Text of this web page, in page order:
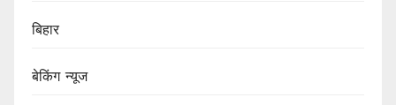
बिहार
बेकिंग न्यूज